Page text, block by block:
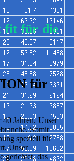
fit für die
für
Jahren. Unser
Somit
speziell für
Unser
gerichtet, das